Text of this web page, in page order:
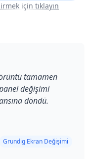
için tıklayın
tamamen
değişimi
döndü.
Grundig Ekran Değişimi